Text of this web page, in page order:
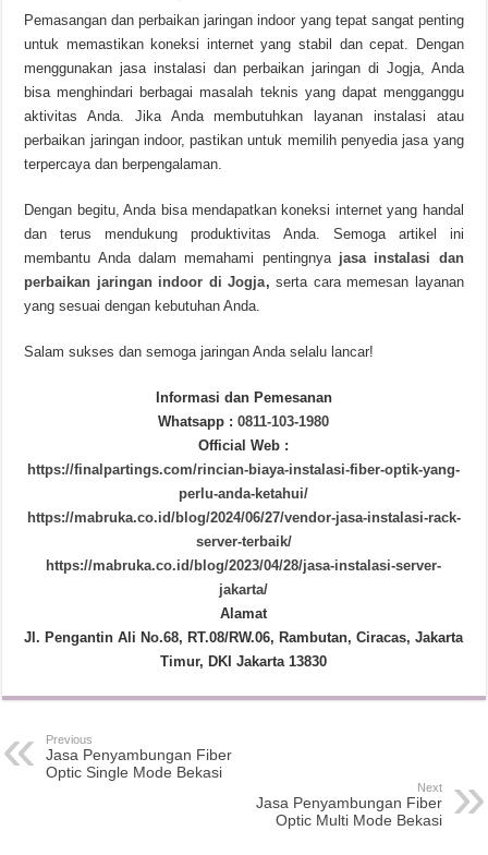
Pemasangan dan perbaikan jaringan indoor yang tepat sangat penting
untuk memastikan koneksi internet yang stabil dan cepat. Dengan
menggunakan jasa instalasi dan perbaikan jaringan di Jogja, Anda
bisa menghindari berbagai masalah teknis yang dapat mengganggu
aktivitas Anda. Jika Anda membutuhkan layanan instalasi atau
perbaikan jaringan indoor, pastikan untuk memilih penyedia jasa yang
terpercaya dan berpengalaman.
Dengan begitu, Anda bisa mendapatkan koneksi internet yang handal
dan terus mendukung produktivitas Anda. Semoga artikel ini
membantu Anda dalam memahami pentingnya jasa instalasi dan
perbaikan jaringan indoor di Jogja, serta cara memesan layanan
yang sesuai dengan kebutuhan Anda.
Salam sukses dan semoga jaringan Anda selalu lancar!
Informasi dan Pemesanan
Whatsapp :0811-103-1980
Official Web :
https://finalpartings.com/rincian-biaya-instalasi-fiber-optik-yang-
perlu-anda-ketahui/
https://mabruka.co.id/blog/2024/06/27/vendor-jasa-instalasi-rack-
server-terbaik/
https://mabruka.co.id/blog/2023/04/28/jasa-instalasi-server-
jakarta/
Alamat
Jl. Pengantin Ali No.68, RT.08/RW.06, Rambutan, Ciracas, Jakarta
Timur, DKI Jakarta 13830
Previous
Jasa Penyambungan Fiber
Optic Single Mode Bekasi
Next
Jasa Penyambungan Fiber
Optic Multi Mode Bekasi